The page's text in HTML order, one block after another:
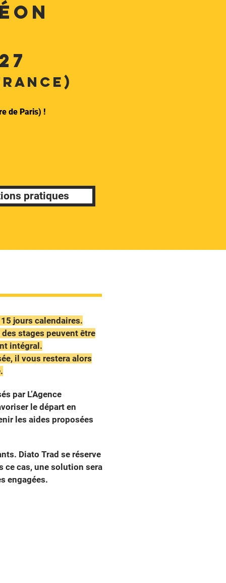
de Paris) !
pratiques
jours calendaires.
stages peuvent être
intégral.
il vous restera alors
par L’Agence
le départ en
les aides proposées
Diato Trad se réserve
ce cas, une solution sera
engagées.